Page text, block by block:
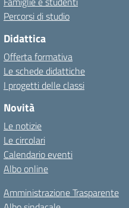
Percorsi di studio
Didattica
Offerta formativa
Le schede didattiche
I progetti delle classi
Novità
Le notizie
Le circolari
Calendario eventi
Albo online
Amministrazione Trasparente